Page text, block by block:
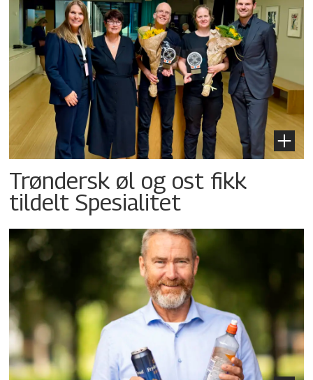
Trøndersk øl og ost fikk
tildelt Spesialitet